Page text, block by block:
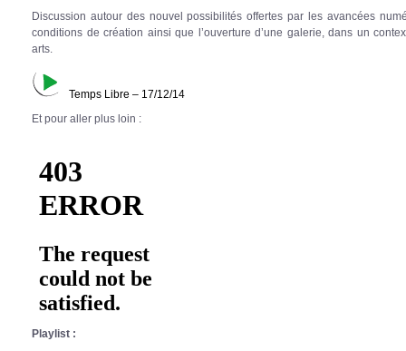
Discussion autour des nouvel possibilités offertes par les avancées
conditions de création ainsi que l’ouverture d’une galerie, dans un
arts.
Temps Libre – 17/12/14
Et pour aller plus loin :
Playlist :